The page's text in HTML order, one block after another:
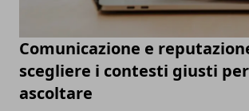
Comunicazione e
scegliere i contesti giusti
ascoltare